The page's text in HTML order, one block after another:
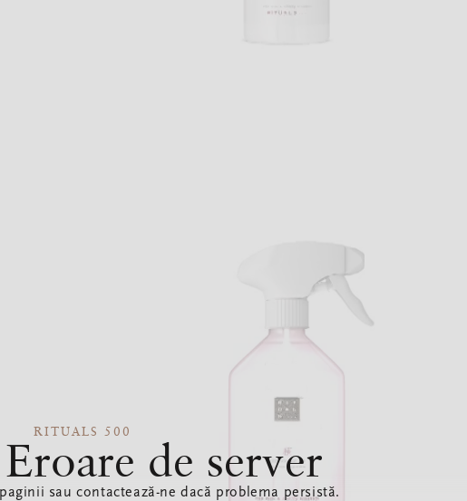
RITUALS 500
de server
sau contactează-ne dacă problema persistă.